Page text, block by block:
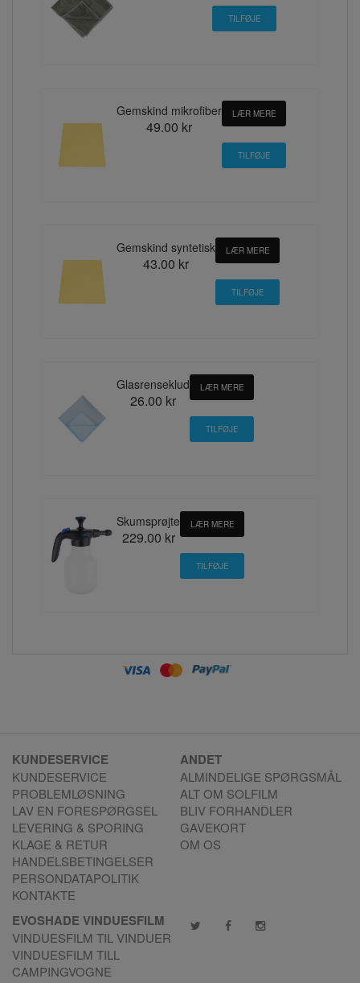
Gemskind mikrofiber
49.00 kr
LÆR MERE
Gemskind syntetisk
43.00 kr
LÆR MERE
Glasrenseklud
26.00 kr
LÆR MERE
Skumsprøjte
229.00 kr
LÆR MERE
KUNDESERVICE
KUNDESERVICE
PROBLEMLØSNING
LAV EN FORESPØRGSEL
LEVERING & SPORING
KLAGE & RETUR
HANDELSBETINGELSER
PERSONDATAPOLITIK
KONTAKTE
ANDET
ALMINDELIGE SPØRGSMÅL
ALT OM SOLFILM
BLIV FORHANDLER
GAVEKORT
OM OS
EVOSHADE VINDUESFILM
VINDUESFILM TIL VINDUER
VINDUESFILM TILL
CAMPINGVOGNE